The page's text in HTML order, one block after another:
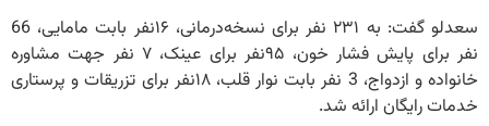
سعدلو گفت: به ۲۳۱‌ نفر برای نسخه‌درمانی، ۱۶‌نفر بابت مامایی، 66
‌نفر برای پایش فشار خون، ۹۵‌نفر برای عینک، ۷‌ نفر جهت مشاوره
خانواده و ازدواج، 3 ‌نفر بابت نوار قلب، ۱۸‌نفر برای تزریقات و پرستاری
خدمات رایگان ارائه شد.